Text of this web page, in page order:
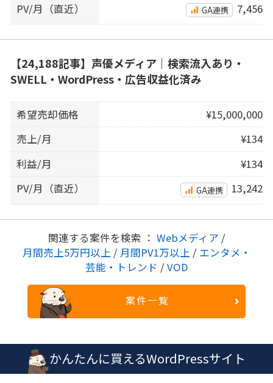
PV/月（直近）
GA連携 7,456
【24,188記事】声優メディア｜検索流入あり・
SWELL・WordPress・広告収益化済み
希望売却価格
¥15,000,000
売上/月
¥134
利益/月
¥134
PV/月（直近）
GA連携 13,242
関連する案件を検索 ： Webメディア /
月間売上5万円以上 / 月間PV1万以上 / エンタメ・
芸能・トレンド / VOD
案件一覧
かんたんに買えるWordPressサイト